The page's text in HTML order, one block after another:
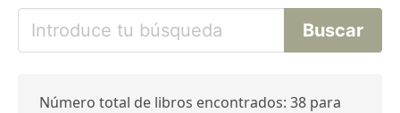
Número total de libros encontrados: 38 para